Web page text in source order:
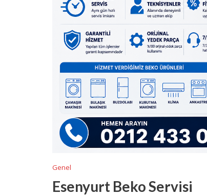
Genel
Esenyurt Beko Servisi